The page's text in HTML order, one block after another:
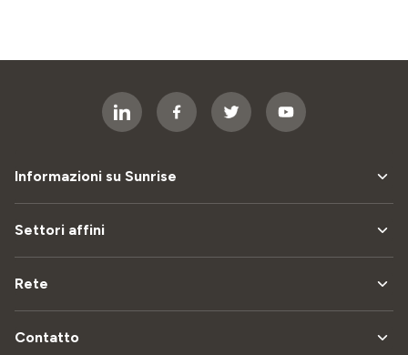
Informazioni su Sunrise
Settori affini
Rete
Contatto